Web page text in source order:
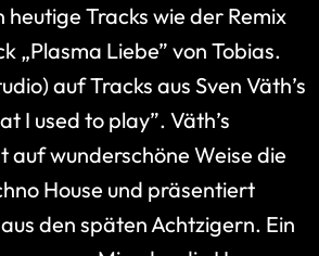
heutige Tracks wie der Remix
„Plasma Liebe” von Tobias.
auf Tracks aus Sven Väth’s
I used to play”. Väth’s
auf wunderschöne Weise die
House und präsentiert
den späten Achtzigern. Ein